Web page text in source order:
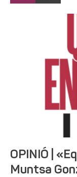
OPINIÓ |
Muntsa